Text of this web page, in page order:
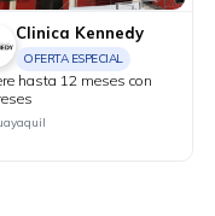
Clinica Kennedy
OFERTA ESPECIAL
hasta 12 meses con